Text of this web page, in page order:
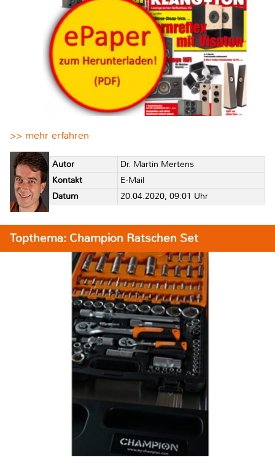
>> mehr erfahren
Autor
Dr. Martin Mertens
Kontakt
E-Mail
Datum
20.04.2020, 09:01 Uhr
Topthema: Champion Ratschen Set